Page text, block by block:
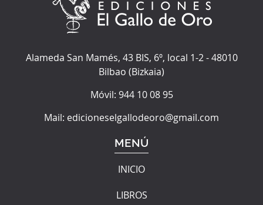
Alameda San Mamés, 43 BIS, 6º, local 1-2-48010
Bilbao (Bizkaia)
Móvil: 944 10 08 95
Mail: edicioneselgallodeoro@gmail.com
MENÚ
INICIO
LIBROS